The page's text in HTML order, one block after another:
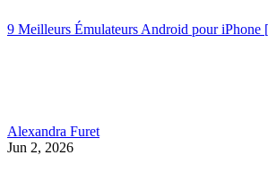
9 Meilleurs Émulateurs Android pour iPhone
Alexandra Furet
Jun 2, 2026